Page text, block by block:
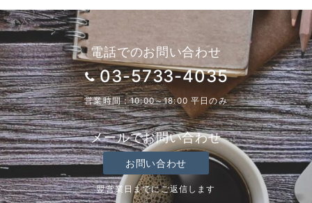
電話でのお問い合わせ
03-5733-4035
営業時間：10:00～18:00 平日のみ
メールでお問い合わせ
お問い合わせ
翌営業日までにご返信します